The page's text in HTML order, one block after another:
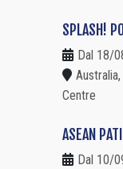
SPLASH!
Dal 18/
Centre
ASEAN
Dal 10/